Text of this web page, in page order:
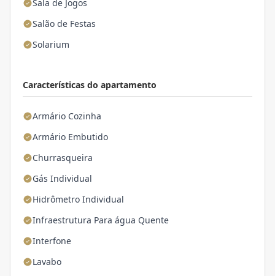
Sala de Jogos
Salão de Festas
Solarium
Características do apartamento
Armário Cozinha
Armário Embutido
Churrasqueira
Gás Individual
Hidrômetro Individual
Infraestrutura Para água Quente
Interfone
Lavabo